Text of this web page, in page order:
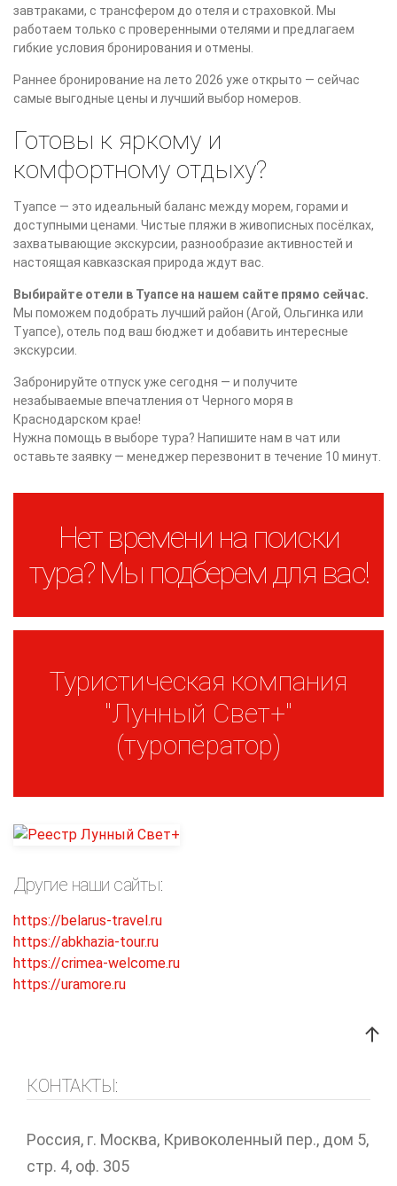
завтраками, с трансфером до отеля и страховкой. Мы
работаем только с проверенными отелями и предлагаем
гибкие условия бронирования и отмены.
Раннее бронирование на лето 2026 уже открыто — сейчас
самые выгодные цены и лучший выбор номеров.
Готовы к яркому и
комфортному отдыху?
Туапсе — это идеальный баланс между морем, горами и
доступными ценами. Чистые пляжи в живописных посёлках,
захватывающие экскурсии, разнообразие активностей и
настоящая кавказская природа ждут вас.
Выбирайте отели в Туапсе на нашем сайте прямо сейчас.
Мы поможем подобрать лучший район (Агой, Ольгинка или
Туапсе), отель под ваш бюджет и добавить интересные
экскурсии.
Забронируйте отпуск уже сегодня — и получите
незабываемые впечатления от Черного моря в
Краснодарском крае!
Нужна помощь в выборе тура? Напишите нам в чат или
оставьте заявку — менеджер перезвонит в течение 10 минут.
Нет времени на поиски
тура? Мы подберем для вас!
Туристическая компания
"Лунный Свет+"
(туроператор)
Другие наши сайты:
https://belarus-travel.ru
https://abkhazia-tour.ru
https://crimea-welcome.ru
https://uramore.ru
КОНТАКТЫ:
Россия, г. Москва, Кривоколенный пер., дом 5,
стр. 4, оф. 305